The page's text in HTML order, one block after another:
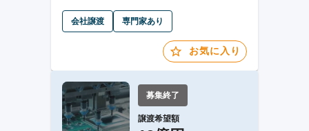
会社譲渡 専門家あり
お気に入り
募集終了
譲渡希望額